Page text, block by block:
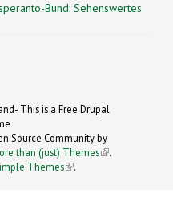
Bund: Sehenswertes
This is a Free Drupal
Source Community by
than (just) Themes (link is
.
Themes
(link is
.